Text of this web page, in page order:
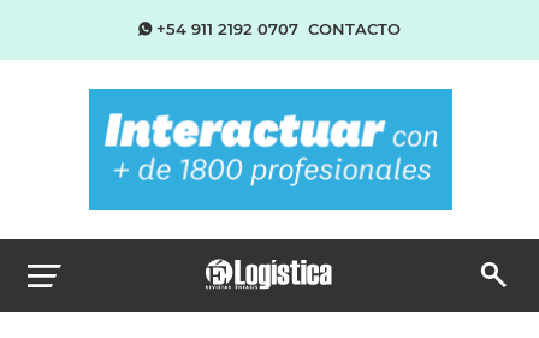
+54 911 2192 0707 CONTACTO